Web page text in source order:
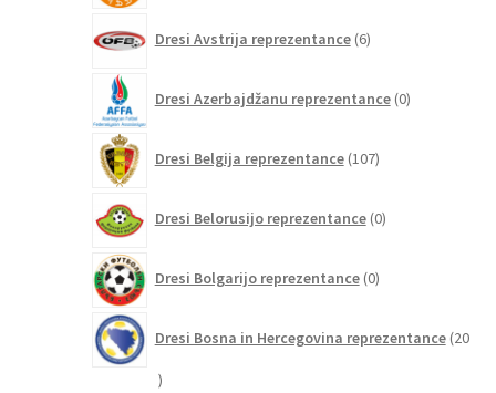
Dresi Avstrija reprezentance 6izdelkov
Dresi Azerbajdžanu reprezentance 0izdelkov
Dresi Belgija reprezentance 107izdelkov
Dresi Belorusijo reprezentance 0izdelkov
Dresi Bolgarijo reprezentance 0izdelkov
Dresi Bosna in Hercegovina reprezentance 20
20